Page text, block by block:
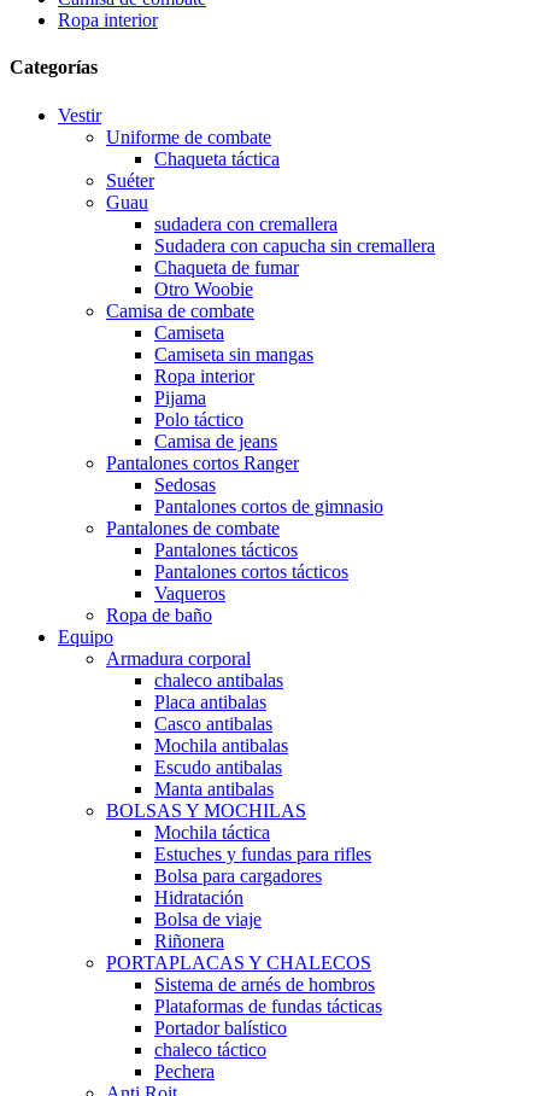
Ropa interior
Categorías
Vestir
Uniforme de combate
Chaqueta táctica
Suéter
Guau
sudadera con cremallera
Sudadera con capucha sin cremallera
Chaqueta de fumar
Otro Woobie
Camisa de combate
Camiseta
Camiseta sin mangas
Ropa interior
Pijama
Polo táctico
Camisa de jeans
Pantalones cortos Ranger
Sedosas
Pantalones cortos de gimnasio
Pantalones de combate
Pantalones tácticos
Pantalones cortos tácticos
Vaqueros
Ropa de baño
Equipo
Armadura corporal
chaleco antibalas
Placa antibalas
Casco antibalas
Mochila antibalas
Escudo antibalas
Manta antibalas
BOLSAS Y MOCHILAS
Mochila táctica
Estuches y fundas para rifles
Bolsa para cargadores
Hidratación
Bolsa de viaje
Riñonera
PORTAPLACAS Y CHALECOS
Sistema de arnés de hombros
Plataformas de fundas tácticas
Portador balístico
chaleco táctico
Pechera